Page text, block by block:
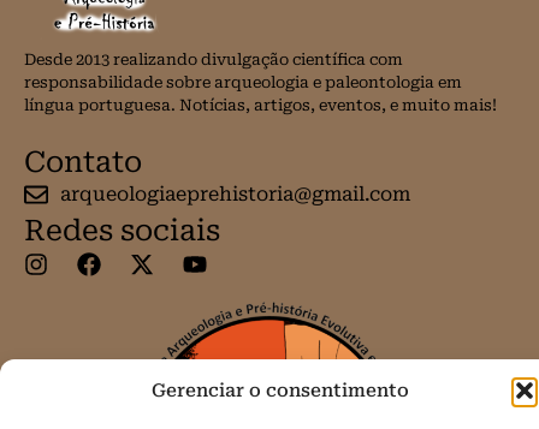
Gerenciar o consentimento
Desde 2013 realizando divulgação científica com
responsabilidade sobre arqueologia e paleontologia em
língua portuguesa. Notícias, artigos, eventos, e muito mais!
Contato
arqueologiaeprehistoria@gmail.com
Redes sociais